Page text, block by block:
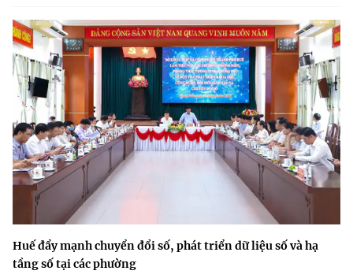
Huế đẩy mạnh chuyển đổi số, phát triển dữ liệu số và hạ
tầng số tại các phường